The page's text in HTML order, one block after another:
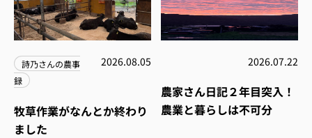
詩乃さんの農事
録
2026.08.05
牧草作業がなんとか終わり
ました
2026.07.22
農家さん日記２年目突入！
農業と暮らしは不可分